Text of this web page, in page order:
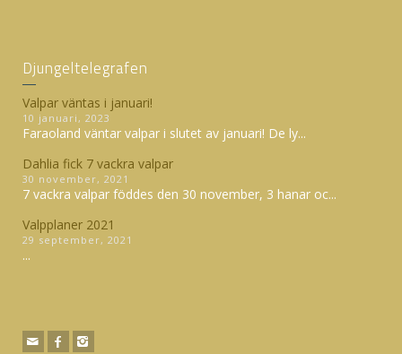
Djungeltelegrafen
Valpar väntas i januari!
10 januari, 2023
Faraoland väntar valpar i slutet av januari! De ly...
Dahlia fick 7 vackra valpar
30 november, 2021
7 vackra valpar föddes den 30 november, 3 hanar oc...
Valpplaner 2021
29 september, 2021
...